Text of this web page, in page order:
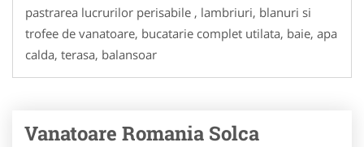
pastrarea lucrurilor perisabile , lambriuri, blanuri si
trofee de vanatoare, bucatarie complet utilata, baie, apa
calda, terasa, balansoar
Vanatoare Romania Solca